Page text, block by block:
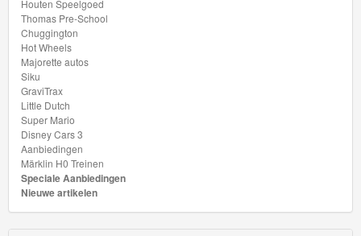
Trackmaster
Push
Along
Thomas
de
trein
hout
Thomas
Adventures
Houten Speelgoed
Thomas Pre-School
Chuggington
Hot Wheels
Majorette autos
Siku
GraviTrax
Little Dutch
Super Mario
Disney Cars 3
Aanbiedingen
Märklin H0 Treinen
Speciale Aanbiedingen
Nieuwe artikelen